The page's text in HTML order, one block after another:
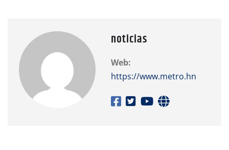
noticias
Web:
https://www.metro.hn